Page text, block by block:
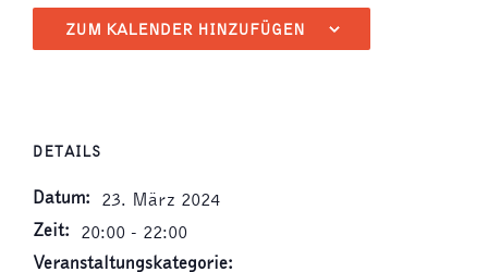
ZUM KALENDER HINZUFÜGEN
DETAILS
Datum: 23. März 2024
Zeit: 20:00 - 22:00
Veranstaltungskategorie: